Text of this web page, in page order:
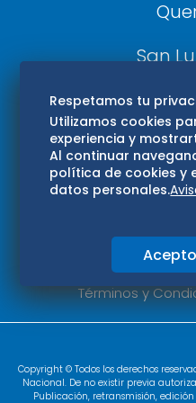
San
Aviso de
Términos y
Copyright © Todos los derechos
Nacional. De no existir previa
Publicación, retransmisión,
Respetamos tu
Utilizamos cookies
experiencia y
Al continuar
política de cookies y
datos personales.